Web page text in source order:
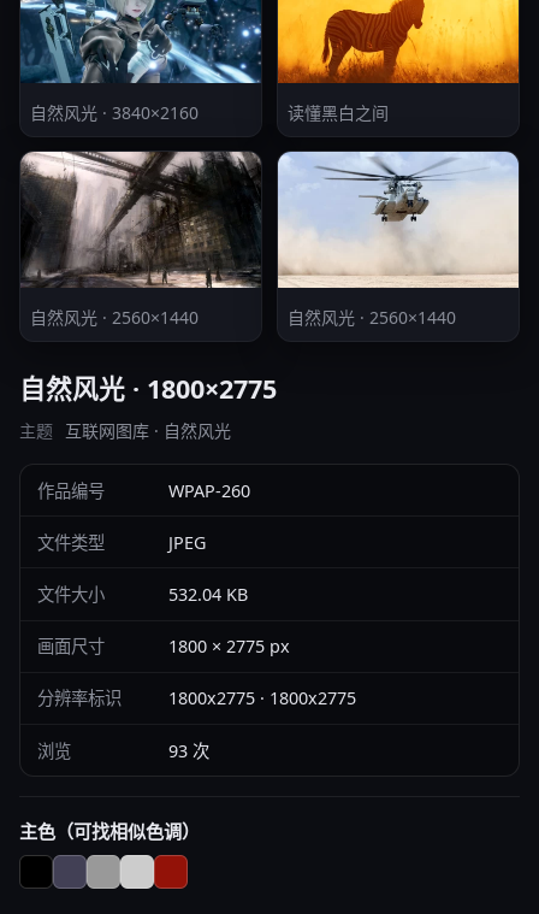
自然风光 · 3840×2160 读懂黑白之间
自然风光 · 2560×1440 自然风光 · 2560×1440
自然风光 · 1800×2775
主题 互联网图库 · 自然风光
作品编号 WPAP-260
文件类型 JPEG
文件大小 532.04 KB
画面尺寸 1800 × 2775 px
分辨率标识 1800x2775 · 1800x2775
浏览 93 次
主色（可找相似色调）